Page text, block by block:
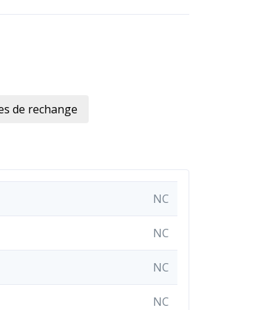
de rechange
NC
NC
NC
NC